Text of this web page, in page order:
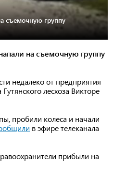
съемочную группу
на съемочную группу
недалеко от предприятия
лесхоза Викторе
пробили колеса и начали
в эфире телеканала
прибыли на